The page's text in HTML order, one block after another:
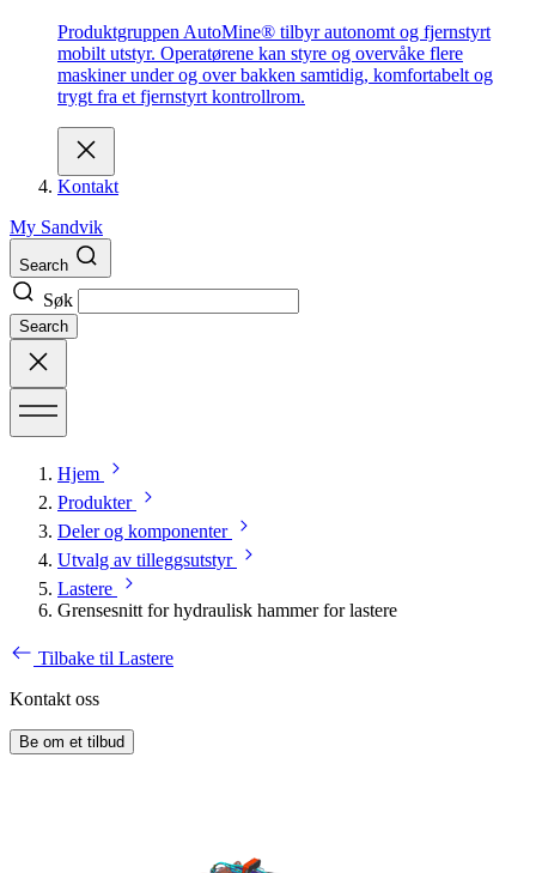
Produktgruppen AutoMine® tilbyr autonomt og fjernstyrt
mobilt utstyr. Operatørene kan styre og overvåke flere
maskiner under og over bakken samtidig, komfortabelt og
trygt fra et fjernstyrt kontrollrom.
Kontakt
My Sandvik
Search
Søk
Search
Hjem
Produkter
Deler og komponenter
Utvalg av tilleggsutstyr
Lastere
Grensesnitt for hydraulisk hammer for lastere
Tilbake til Lastere
Kontakt oss
Be om et tilbud